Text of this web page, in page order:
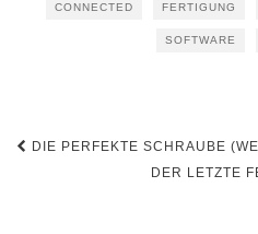
CONNECTED FERTIGUNG
SOFTWARE
DIE PERFEKTE SCHRAUBE
DER LETZTE